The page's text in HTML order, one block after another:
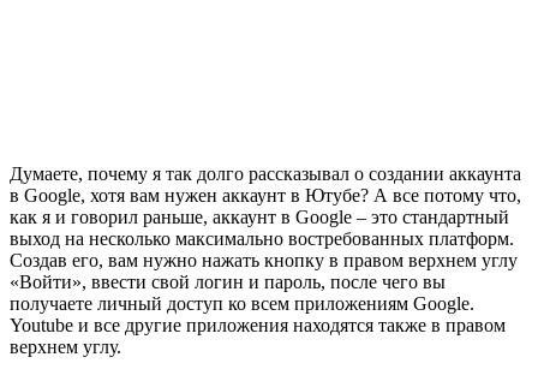
Думаете, почему я так долго рассказывал о создании аккаунта
в Google, хотя вам нужен аккаунт в Ютубе? А все потому что,
как я и говорил раньше, аккаунт в Google – это стандартный
выход на несколько максимально востребованных платформ.
Создав его, вам нужно нажать кнопку в правом верхнем углу
«Войти», ввести свой логин и пароль, после чего вы
получаете личный доступ ко всем приложениям Google.
Youtube и все другие приложения находятся также в правом
верхнем углу.